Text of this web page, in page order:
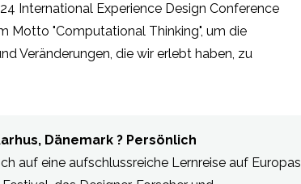
International Experience Design Conference
Motto "Computational Thinking", um die
Veränderungen, die wir erlebt haben, zu
Dänemark ? Persönlich
auf eine aufschlussreiche Lernreise auf Europas